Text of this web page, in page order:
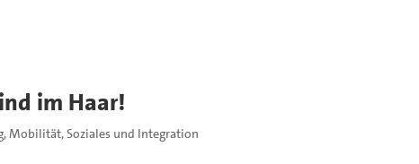
im Haar!
,Mobilität,Soziales und Integration